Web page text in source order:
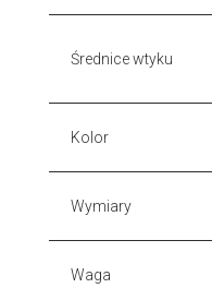
Średnice wtyku
Kolor
Wymiary
Waga